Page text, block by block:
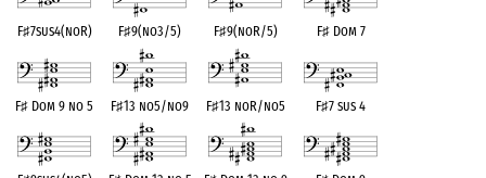
F♯7sus4(noR) F♯9(no3/5) F♯9(noR/5) F♯Dom 7
F♯ Dom 9 no 5 F♯13 no5/no9 F♯13 noR/no5 F♯7 sus 4